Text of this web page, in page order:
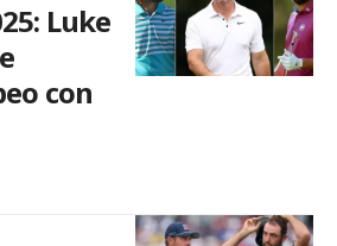
Luke
con